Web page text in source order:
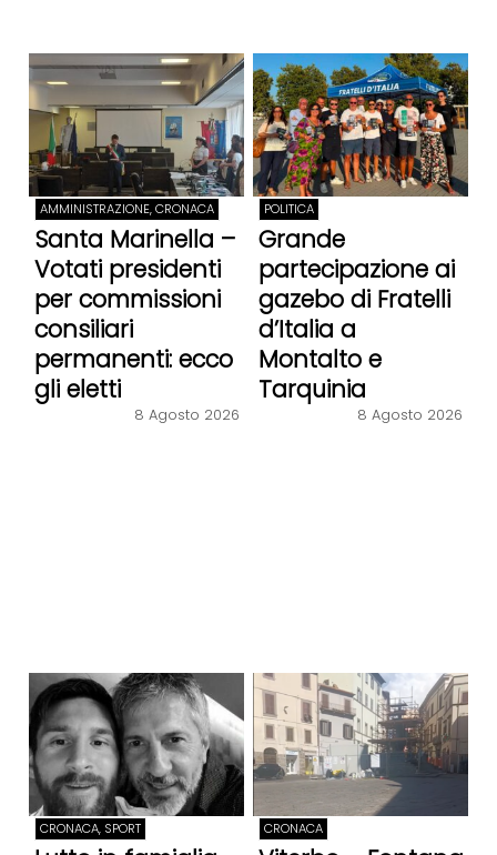
AMMINISTRAZIONE, CRONACA
Santa Marinella –
Votati presidenti
per commissioni
consiliari
permanenti: ecco
gli eletti
8 Agosto 2026
POLITICA
Grande
partecipazione ai
gazebo di Fratelli
d’Italia a
Montalto e
Tarquinia
8 Agosto 2026
CRONACA, SPORT CRONACA